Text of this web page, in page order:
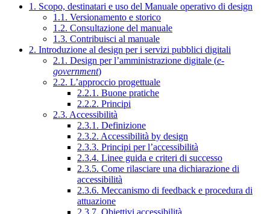
1. Scopo, destinatari e uso del Manuale operativo di design
1.1. Versionamento e storico
1.2. Consultazione del manuale
1.3. Contribuisci al manuale
2. Introduzione al design per i servizi pubblici digitali
2.1. Design per l’amministrazione digitale (e-
government)
2.2. L’approccio progettuale
2.2.1. Buone pratiche
2.2.2. Principi
2.3. Accessibilità
2.3.1. Definizione
2.3.2. Accessibilità by design
2.3.3. Principi per l’accessibilità
2.3.4. Linee guida e criteri di successo
2.3.5. Come rilasciare una dichiarazione di
accessibilità
2.3.6. Meccanismo di feedback e procedura di
attuazione
2.3.7. Obiettivi accessibilità